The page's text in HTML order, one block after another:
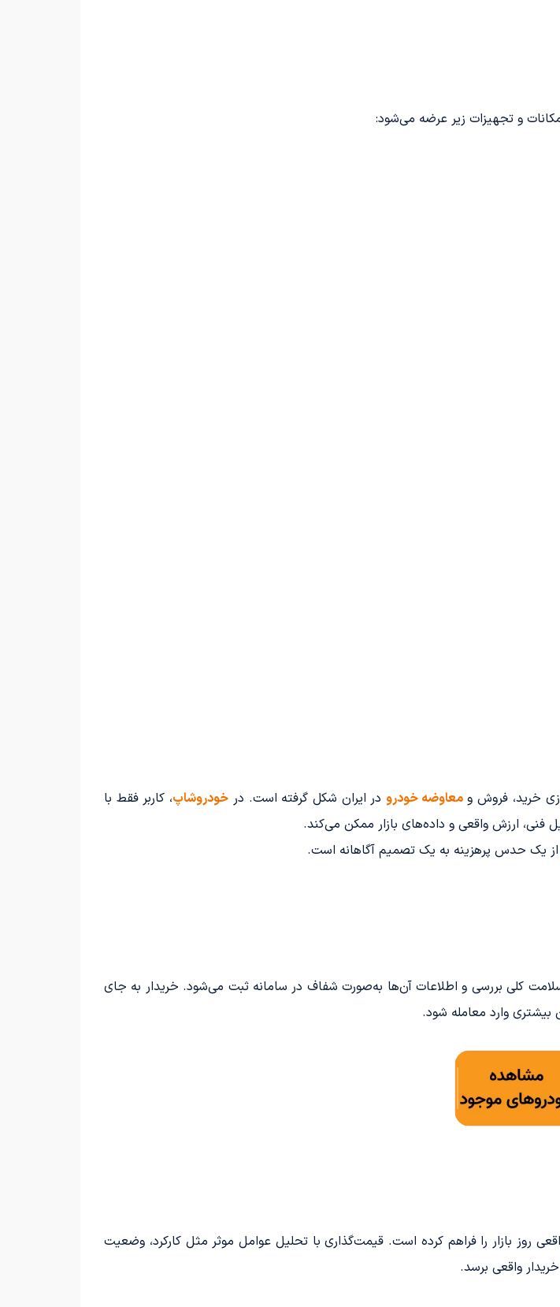
و تجهیزات زیر عرضه می‌شود:
خرید، فروش ومعاوضه خودرودر ایران شکل گرفته است. در خودروشاپ، کاربر فقط با
ارزش واقعی و داده‌های بازار ممکن می‌کند.
از یک حدس پرهزینه به یک تصمیم آگاهانه است.
کلی بررسی و اطلاعات آن‌ها به‌صورت شفاف در سامانه ثبت می‌شود. خریدار به جای
بیشتری وارد معامله شود.
روز بازار را فراهم کرده است. قیمت‌گذاری با تحلیل عوامل موثر مثل کارکرد، وضعیت
واقعی برسد.